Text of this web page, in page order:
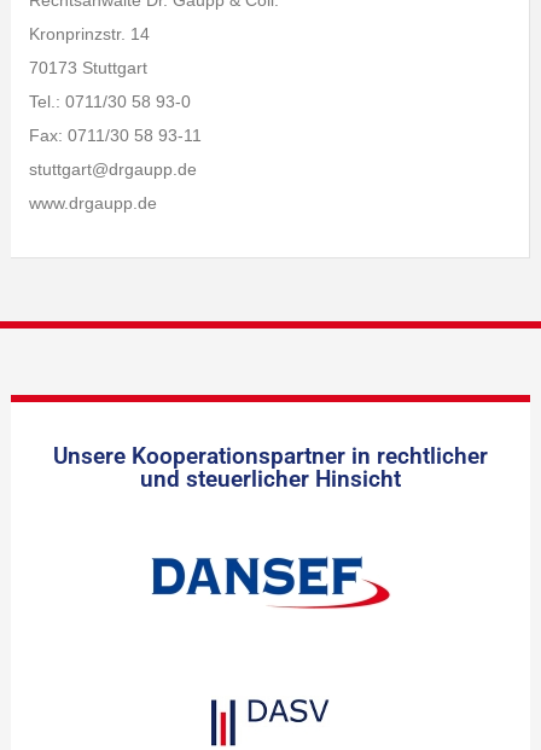
Kronprinzstr. 14
70173 Stuttgart
Tel.: 0711/30 58 93-0
Fax: 0711/30 58 93-11
stuttgart@drgaupp.de
www.drgaupp.de
Unsere Kooperationspartner in rechtlicher
und steuerlicher Hinsicht